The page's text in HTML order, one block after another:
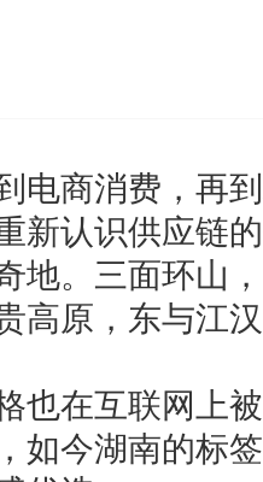
电商消费，再
新认识供应链
地。三面环山
高原，东与江
也在互联网上
如今湖南的标